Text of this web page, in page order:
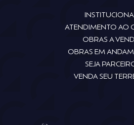
ATENDIMENTO AO
OBRAS A
OBRAS EM
SEJA
VENDA SEU